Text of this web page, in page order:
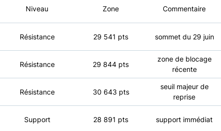
Niveau Zone Commentaire
Résistance 29 541 pts sommet du 29 juin
Résistance 29 844 pts
zone de blocage
récente
Résistance 30 643 pts
seuil majeur de
reprise
Support 28 891 pts support immédiat